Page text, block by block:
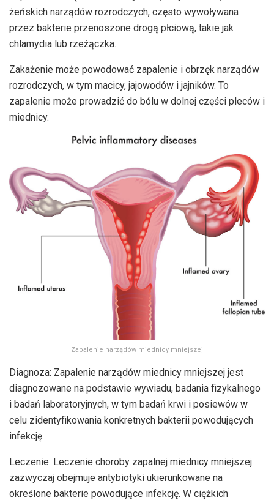
żeńskich narządów rozrodczych, często wywoływana
przez bakterie przenoszone drogą płciową, takie jak
chlamydia lub rzeżączka.
Zakażenie może powodować zapalenie i obrzęk narządów
rozrodczych, w tym macicy, jajowodów i jajników. To
zapalenie może prowadzić do bólu w dolnej części pleców i
miednicy.
Zapalenie narządów miednicy mniejszej
Diagnoza: Zapalenie narządów miednicy mniejszej jest
diagnozowane na podstawie wywiadu, badania fizykalnego
i badań laboratoryjnych, w tym badań krwi i posiewów w
celu zidentyfikowania konkretnych bakterii powodujących
infekcję.
Leczenie: Leczenie choroby zapalnej miednicy mniejszej
zazwyczaj obejmuje antybiotyki ukierunkowane na
określone bakterie powodujące infekcję. W ciężkich